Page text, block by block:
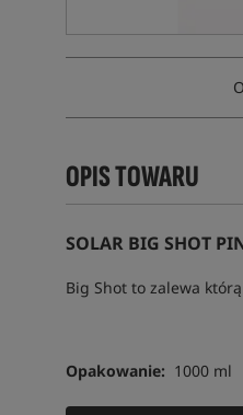
OPIS TOWARU
SOLAR BIG SHOT
Big Shot to zalewa
Opakowanie: 1000 ml